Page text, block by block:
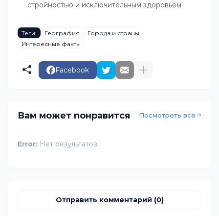
стройностью и исключительным здоровьем.
Теги: География
Города и страны
Интересные факты
Facebook
Вам может понравится Посмотреть все
Error: Нет результатов.
Отправить комментарий (0)